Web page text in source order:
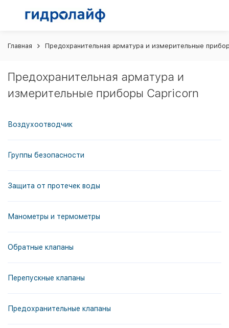
Главная Предохранительная арматура и измерительные
Предохранительная арматура и
измерительные приборы Capricorn
Воздухоотводчик
Группы безопасности
Защита от протечек воды
Манометры и термометры
Обратные клапаны
Перепускные клапаны
Предохранительные клапаны